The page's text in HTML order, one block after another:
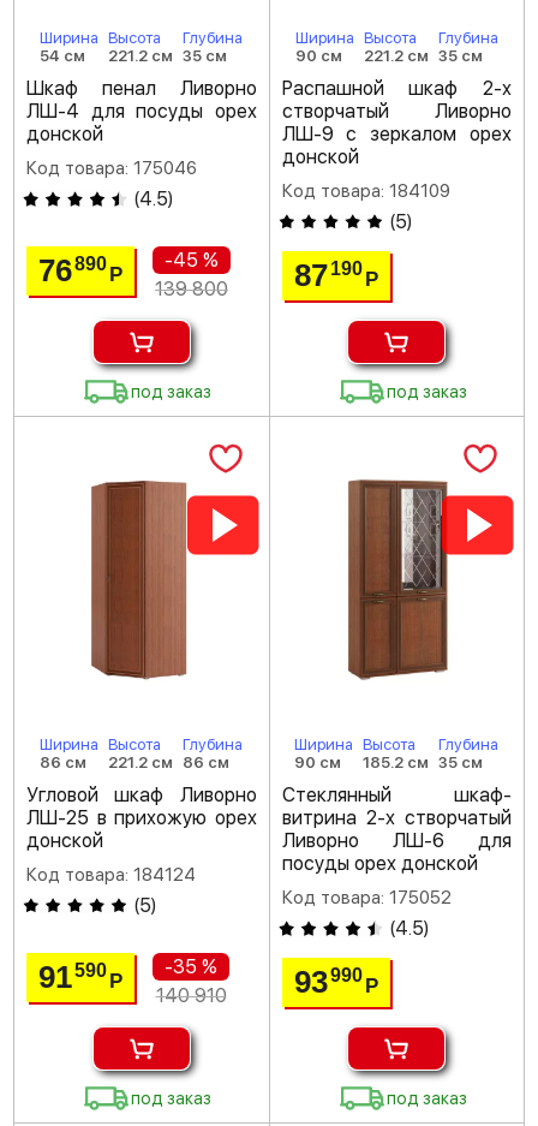
Ширина
54 см
Высота
221.2 см
Глубина
35 см
Шкаф пенал Ливорно
ЛШ-4 для посуды орех
донской
Код товара: 175046
(4.5)
76890Р
-45 %
139 800
под заказ
Ширина
90 см
Высота
221.2 см
Глубина
35 см
Распашной шкаф 2-х
створчатый Ливорно
ЛШ-9 с зеркалом орех
донской
Код товара: 184109
(5)
87 190 Р
под заказ
Ширина
86 см
Высота
221.2 см
Глубина
86 см
Угловой шкаф Ливорно
ЛШ-25 в прихожую орех
донской
Код товара: 184124
(5)
91590Р
-35 %
140 910
под заказ
Ширина
90 см
Высота
185.2 см
Глубина
35 см
Стеклянный шкаф-
витрина 2-х створчатый
Ливорно ЛШ-6 для
посуды орех донской
Код товара: 175052
(4.5)
93990 Р
под заказ